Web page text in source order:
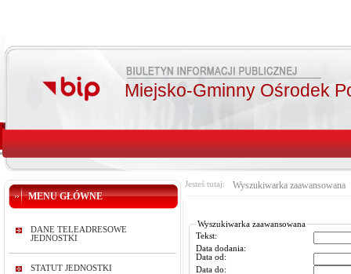
Miejsko-Gminny Ośrodek
MENU GŁÓWNE
DANE TELEADRESOWE
JEDNOSTKI
STATUT JEDNOSTKI
Jesteś tutaj: Wyszukiwarka zaawansowana
Wyszukiwarka zaawansowana
Tekst:
Data dodania:
Data od:
Data do: